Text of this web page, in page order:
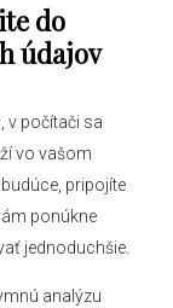
do
údajov
v počítači sa
vo vašom
pripojíte
ponúkne
jednoduchšie.
analýzu